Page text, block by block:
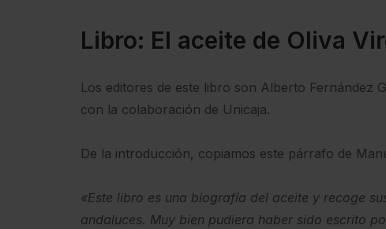
Libro: El aceite de Oliva
Los editores de este libro son Alberto Fernández
con la colaboración de Unicaja.
De la introducción, copiamos este párrafo de
«Este libro es una biografía del aceite y recoge
andaluces. Muy bien pudiera haber sido escrito